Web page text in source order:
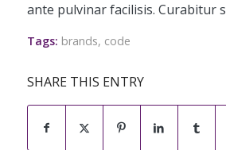
ante pulvinar facilisis. Curabitur
Tags: brands, code
SHARE THIS ENTRY